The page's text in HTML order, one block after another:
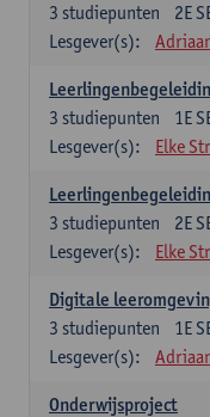
2E
3 studiepunten
Lesgever(s):
1E
3 studiepunten
Lesgever(s):
Elke
2E
3 studiepunten
Lesgever(s):
Elke
Digitale
1E
3 studiepunten
Lesgever(s):
Onderwijsproject